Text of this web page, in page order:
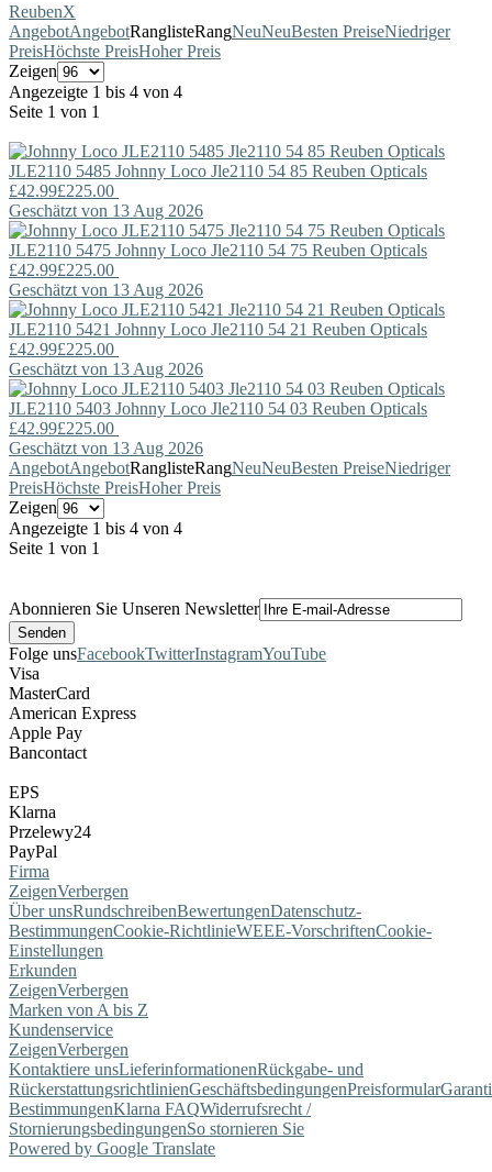
ReubenX
AngebotAngebotRanglisteRangNeuNeuBesten PreiseNiedriger
PreisHöchste PreisHoher Preis
Zeigen
Angezeigte 1 bis 4 von 4
Seite 1 von 1
JLE2110 5485 Johnny Loco Jle2110 54 85 Reuben Opticals
£42.99£225.00
Geschätzt von 13 Aug 2026
JLE2110 5475 Johnny Loco Jle2110 54 75 Reuben Opticals
£42.99£225.00
Geschätzt von 13 Aug 2026
JLE2110 5421 Johnny Loco Jle2110 54 21 Reuben Opticals
£42.99£225.00
Geschätzt von 13 Aug 2026
JLE2110 5403 Johnny Loco Jle2110 54 03 Reuben Opticals
£42.99£225.00
Geschätzt von 13 Aug 2026
AngebotAngebotRanglisteRangNeuNeuBesten PreiseNiedriger
PreisHöchste PreisHoher Preis
Zeigen
Angezeigte 1 bis 4 von 4
Seite 1 von 1
Abonnieren Sie Unseren Newsletter
Folge unsFacebookTwitterInstagramYouTube
Visa
MasterCard
American Express
Apple Pay
Bancontact
EPS
Klarna
Przelewy24
PayPal
Firma
ZeigenVerbergen
Über unsRundschreibenBewertungenDatenschutz-
BestimmungenCookie-RichtlinieWEEE-VorschriftenCookie-
Einstellungen
Erkunden
ZeigenVerbergen
Marken von A bis Z
Kundenservice
ZeigenVerbergen
Kontaktiere unsLieferinformationenRückgabe- und
RückerstattungsrichtlinienGeschäftsbedingungenPreisformular
BestimmungenKlarna FAQWiderrufsrecht /
StornierungsbedingungenSo stornieren Sie
Powered by Google Translate